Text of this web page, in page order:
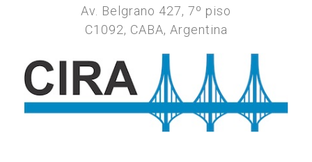
Av. Belgrano 427, 7º piso
C1092, CABA, Argentina